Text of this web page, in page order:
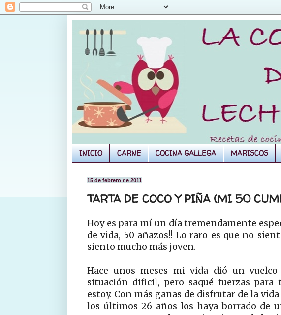
INICIO CARNE COCINA GALLEGA MARISCOS
15 de febrero de 2011
TARTA DE COCO Y PIÑA (MI 50
Hoy es para mí un día tremendamente
de vida, 50 añazos!! Lo raro es que no
siento mucho más joven.
Hace unos meses mi vida dió un
situación dificil, pero saqué fuerzas
estoy. Con más ganas de disfrutar de la
los últimos 26 años los haya borrado de